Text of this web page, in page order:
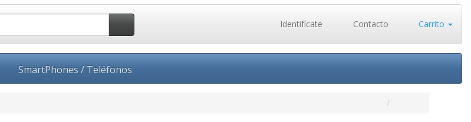
Identifícate Contacto Carrito
SmartPhones / Teléfonos